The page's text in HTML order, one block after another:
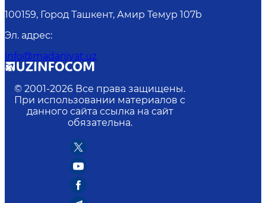
100159, Город Ташкент, Амир Темур 107b
Эл. адрес:
info@madaniyat.uz
© 2001-2026 Все права защищены.
При использовании материалов с
данного сайта ссылка на сайт
обязательна.